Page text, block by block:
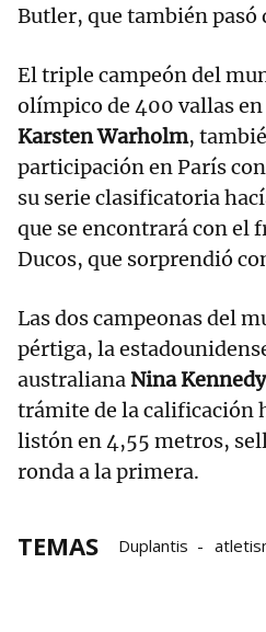
Butler, que también pasó
El triple campeón del
olímpico de 400 vallas
Karsten Warholm,
participación en París
su serie clasificatoria
que se encontrará con el
Ducos, que sorprendió
Las dos campeonas del
pértiga, la
australiana Nina Kennedy
trámite de la calificación
listón en 4,55 metros,
ronda a la primera.
TEMAS Duplantis